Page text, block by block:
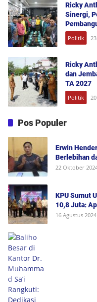
Ricky
Sinergi,
Politik
Ricky
dan
TA 2027
Politik
Pos Populer
Erwin
Berlebihan
Saksi
22 Oktober
KPU Sumut
10,8 Juta:
16 Agustus